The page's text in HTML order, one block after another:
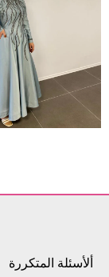
ألأسئلة المتكررة